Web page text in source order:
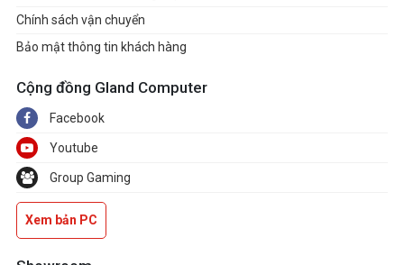
Chính sách vận chuyển
Bảo mật thông tin khách hàng
Cộng đồng Gland Computer
Facebook
Youtube
Group Gaming
Xem bản PC